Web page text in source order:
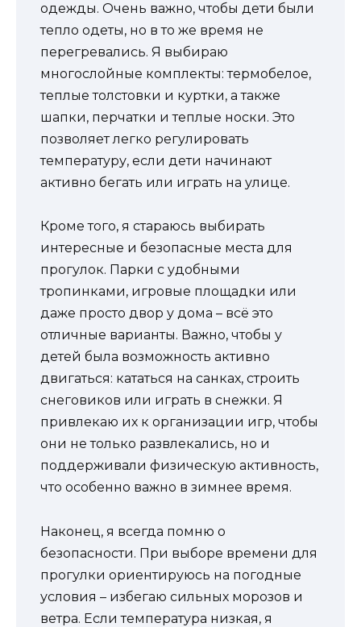
одежды. Очень важно, чтобы дети были
тепло одеты, но в то же время не
перегревались. Я выбираю
многослойные комплекты: термобелое,
теплые толстовки и куртки, а также
шапки, перчатки и теплые носки. Это
позволяет легко регулировать
температуру, если дети начинают
активно бегать или играть на улице.
Кроме того, я стараюсь выбирать
интересные и безопасные места для
прогулок. Парки с удобными
тропинками, игровые площадки или
даже просто двор у дома – всё это
отличные варианты. Важно, чтобы у
детей была возможность активно
двигаться: кататься на санках, строить
снеговиков или играть в снежки. Я
привлекаю их к организации игр, чтобы
они не только развлекались, но и
поддерживали физическую активность,
что особенно важно в зимнее время.
Наконец, я всегда помню о
безопасности. При выборе времени для
прогулки ориентируюсь на погодные
условия – избегаю сильных морозов и
ветра. Если температура низкая, я